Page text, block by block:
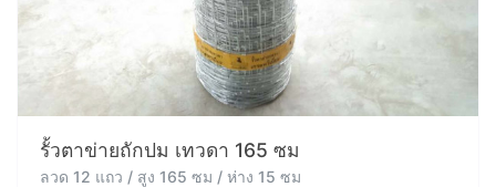
รั้วตาข่ายถักปม เทวดา 165 ซม
ลวด 12 แถว / สูง 165 ซม / ห่าง 15 ซม